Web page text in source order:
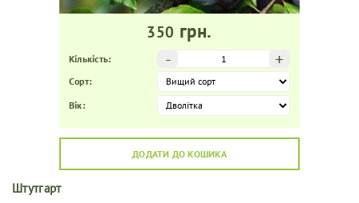
350 грн.
Кількість: +
-
Сорт:
Вік:
ДОДАТИ ДО КОШИКА
Штутгарт